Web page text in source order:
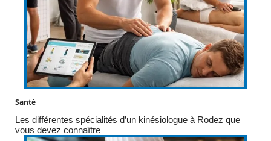
Santé
Les différentes spécialités d’un kinésiologue à Rodez que
vous devez connaître